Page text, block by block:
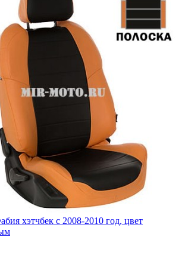
хэтчбек с 2008-2010 год, цвет